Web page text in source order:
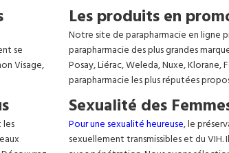
se
Visage,
Les produits en
Notre site de parapharmacie en ligne
parapharmacie des plus grandes
Posay, Liérac, Weleda, Nuxe,
parapharmacie les plus réputées
les
Sexualité des
Pour une sexualité heureuse, le
sexuellement transmissibles et du